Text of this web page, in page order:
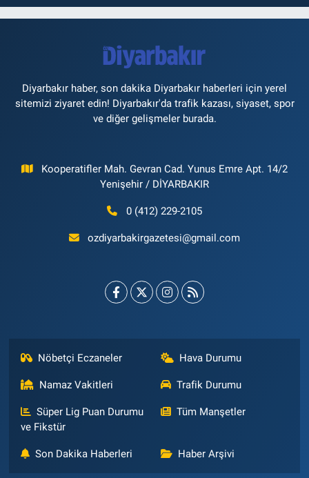
Diyarbakır haber, son dakika Diyarbakır haberleri için yerel
sitemizi ziyaret edin! Diyarbakır'da trafik kazası, siyaset, spor
ve diğer gelişmeler burada.
Kooperatifler Mah. Gevran Cad. Yunus Emre Apt. 14/2
Yenişehir / DİYARBAKIR
0 (412) 229-2105
ozdiyarbakirgazetesi@gmail.com
Nöbetçi Eczaneler Hava Durumu
Namaz Vakitleri Trafik Durumu
Süper Lig Puan Durumu
ve Fikstür
Tüm Manşetler
Son Dakika Haberleri Haber Arşivi